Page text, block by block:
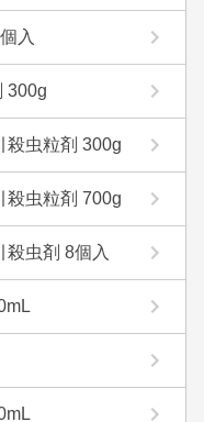
入
300g
殺虫粒剤 300g
殺虫粒剤 700g
殺虫剤 8個入